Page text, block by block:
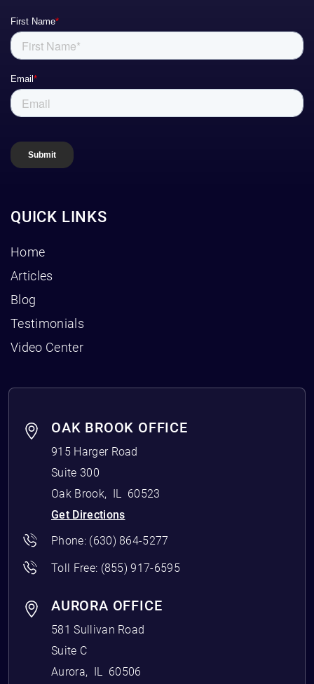
QUICK LINKS
Home
Articles
Blog
Testimonials
Video Center
OAK BROOK OFFICE
915 Harger Road
Suite 300
Oak Brook, IL 60523
Get Directions
Phone: (630) 864-5277
Toll Free: (855) 917-6595
AURORA OFFICE
581 Sullivan Road
Suite C
Aurora, IL 60506